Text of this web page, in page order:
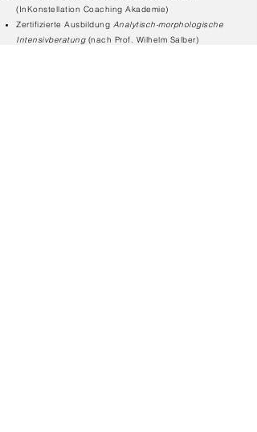
(InKonstellation Coaching Akademie)
Zertifizierte Ausbildung Analytisch-morphologische
Intensivberatung(nach Prof. Wilhelm Salber)